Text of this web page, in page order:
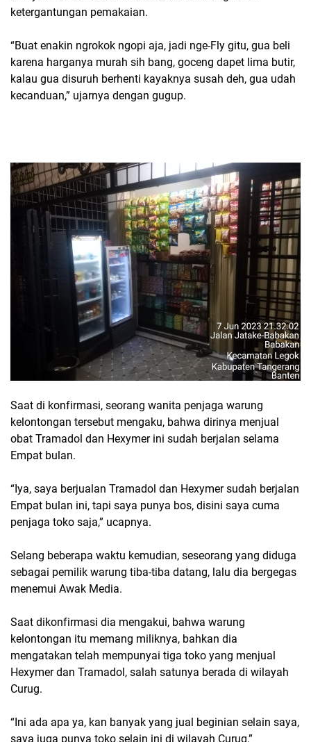
ketergantungan pemakaian.
“Buat enakin ngrokok ngopi aja, jadi nge-Fly gitu, gua beli
karena harganya murah sih bang, goceng dapet lima butir,
kalau gua disuruh berhenti kayaknya susah deh, gua udah
kecanduan,” ujarnya dengan gugup.
Saat di konfirmasi, seorang wanita penjaga warung
kelontongan tersebut mengaku, bahwa dirinya menjual
obat Tramadol dan Hexymer ini sudah berjalan selama
Empat bulan.
“Iya, saya berjualan Tramadol dan Hexymer sudah berjalan
Empat bulan ini, tapi saya punya bos, disini saya cuma
penjaga toko saja,” ucapnya.
Selang beberapa waktu kemudian, seseorang yang diduga
sebagai pemilik warung tiba-tiba datang, lalu dia bergegas
menemui Awak Media.
Saat dikonfirmasi dia mengakui, bahwa warung
kelontongan itu memang miliknya, bahkan dia
mengatakan telah mempunyai tiga toko yang menjual
Hexymer dan Tramadol, salah satunya berada di wilayah
Curug.
“Ini ada apa ya, kan banyak yang jual beginian selain saya,
saya juga punya toko selain ini di wilayah Curug,”